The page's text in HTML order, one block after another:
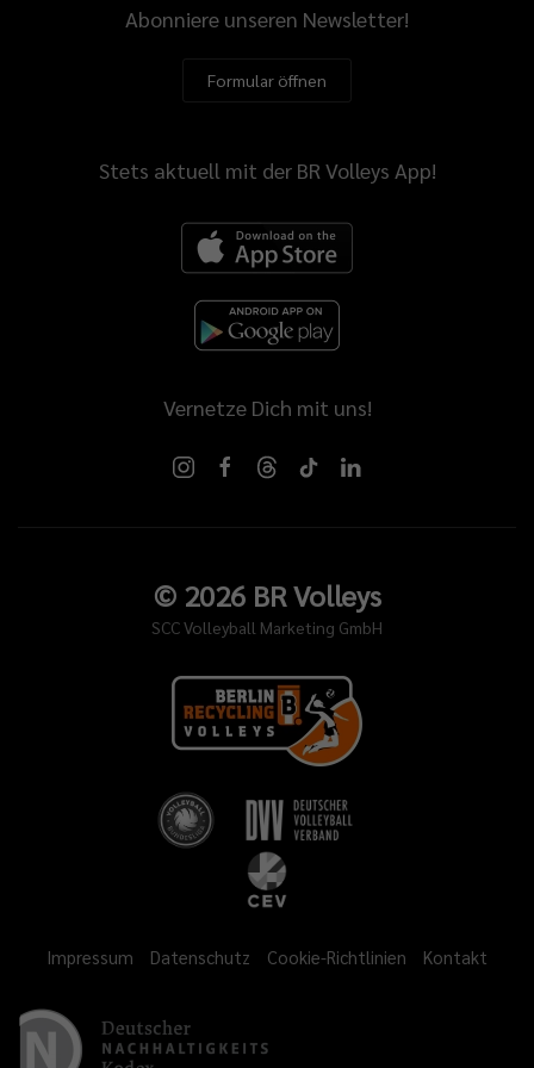
Abonniere unseren Newsletter!
Formular öffnen
Stets aktuell mit der BR Volleys App!
Vernetze Dich mit uns!
© 2026BR Volleys
SCC Volleyball Marketing GmbH
Impressum Datenschutz Cookie-Richtlinien Kontakt